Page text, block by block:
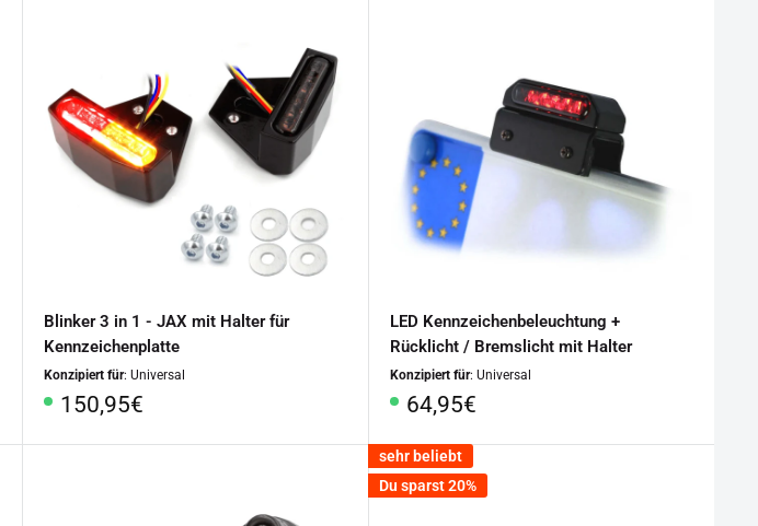
Blinker 3 in 1 - JAX mit Halter für
Kennzeichenplatte
Konzipiert für: Universal
Sonderpreis
150,95€
LED Kennzeichenbeleuchtung +
Rücklicht / Bremslicht mit Halter
Konzipiert für: Universal
Sonderpreis
64,95€
sehr beliebt
Du sparst 20%